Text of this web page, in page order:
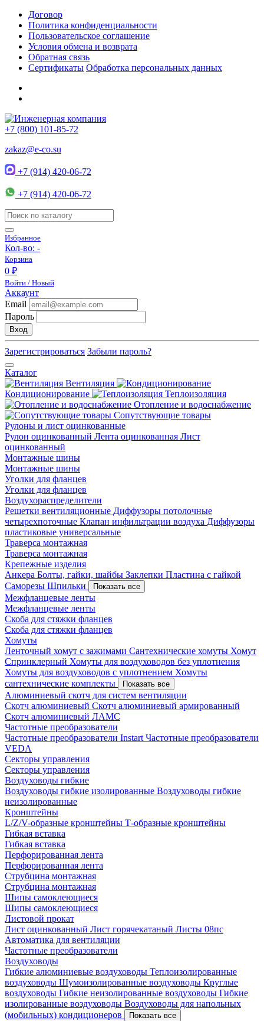
Договор
Политика конфиденциальности
Пользовательское соглашение
Условия обмена и возврата
Обратная связь
Сертификаты Обработка персональных данных
+7 (800) 101-85-72
zakaz@e-co.su
+7 (914) 420-06-72
+7 (914) 420-06-72
Избранное
Кол-во: -
Корзина
0 ₽
Войти / Новый
Аккаунт
Email
Пароль
Вход
Зарегистрироваться Забыли пароль?
Каталог
Вентиляция
Кондиционирование
Теплоизоляция
Отопление и водоснабжение
Сопутствующие товары
Рулоны и лист оцинкованные
Рулон оцинкованный Лента оцинкованная Лист
оцинкованный
Монтажные шины
Монтажные шины
Уголки для фланцев
Уголки для фланцев
Воздухораспределители
Решетки вентиляционные Диффузоры потолочные
четырехпоточные Клапан инфильтрации воздуха Диффузоры
пластиковые универсальные
Траверса монтажная
Траверса монтажная
Крепежные изделия
Анкера Болты, гайки, шайбы Заклепки Пластина с гайкой
Саморезы Шпильки Показать все
Межфланцевые ленты
Межфланцевые ленты
Скоба для стяжки фланцев
Скоба для стяжки фланцев
Хомуты
Ленточный хомут с зажимами Сантехнические хомуты Хомут
Спринклерный Хомуты для воздуховодов без уплотнения
Хомуты для воздуховодов с уплотнением Хомуты
сантехнические комплекты
Показать все
Алюминиевый скотч для систем вентиляции
Скотч алюминиевый Скотч алюминиевый армированный
Скотч алюминиевый ЛАМС
Частотные преобразователи
Частотные преобразователи Instart Частотные преобразователи
VEDA
Секторы управления
Секторы управления
Воздуховоды гибкие
Воздуховоды гибкие изолированные Воздуховоды гибкие
неизолированные
Кронштейны
L/Z/V-образные кронштейны Т-образные кронштейны
Гибкая вставка
Гибкая вставка
Перфорированная лента
Перфорированная лента
Струбцина монтажная
Струбцина монтажная
Шипы самоклеющиеся
Шипы самоклеющиеся
Листовой прокат
Лист оцинкованный Лист горячекатаный Листы 08пс
Автоматика для вентиляции
Частотные преобразователи
Воздуховоды
Гибкие алюминиевые воздуховоды Теплоизолированные
воздуховоды Шумоизолированные воздуховоды Круглые
воздуховоды Гибкие неизолированные воздуховоды Гибкие
изолированные воздуховоды Воздуховоды для напольных
(мобильных) кондиционеров
Показать все